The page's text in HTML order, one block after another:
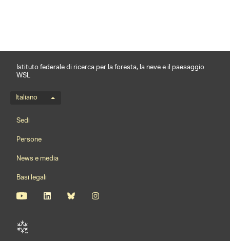
Istituto federale di ricerca per la foresta, la neve e il paesaggio
WSL
Menu della lingua
Italiano
Footernavigation
Sedi
Persone
News e media
Basi legali